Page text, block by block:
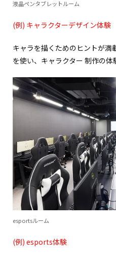
液晶ペンタブレットルーム
(例) キャラクターデザイン体験
キャラを描くためのヒントが満
を使い、キャラクター 制作の体
esportsルーム
(例) esports体験